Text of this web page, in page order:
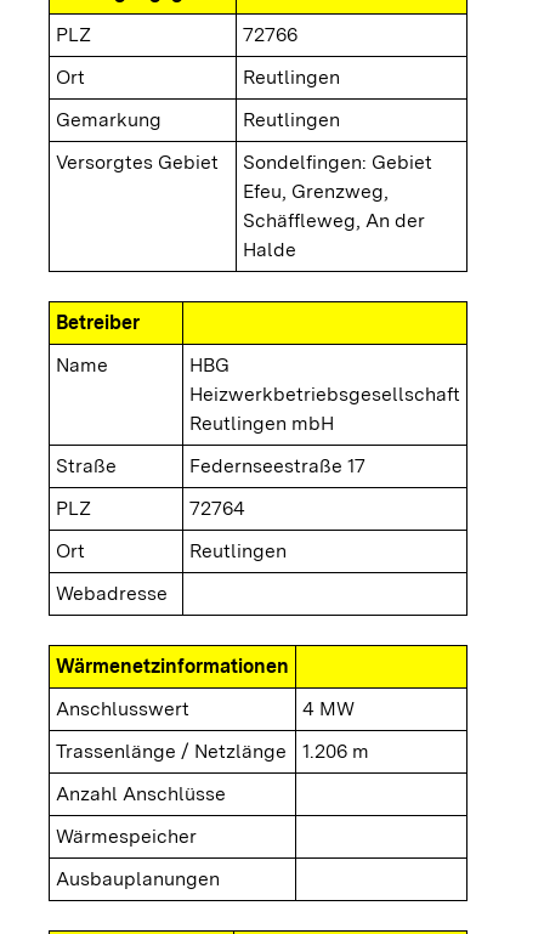
PLZ
72766
Ort
Reutlingen
Gemarkung
Reutlingen
Versorgtes Gebiet
Sondelfingen: Gebiet
Efeu, Grenzweg,
Schäffleweg, An der
Halde
Betreiber
Name
HBG
Heizwerkbetriebsgesellschaft
Reutlingen mbH
Straße
Federnseestraße 17
PLZ
72764
Ort
Reutlingen
Webadresse
Wärmenetzinformationen
Anschlusswert
4 MW
Trassenlänge / Netzlänge
1.206 m
Anzahl Anschlüsse
Wärmespeicher
Ausbauplanungen